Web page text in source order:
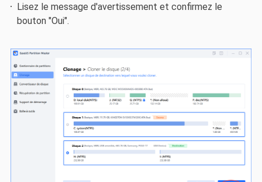
Lisez le message d'avertissement et confirmez le
bouton "Oui".